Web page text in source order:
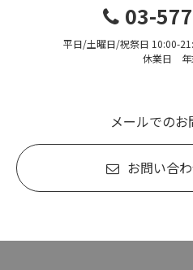
03-
平日/土曜日/祝祭日 10:00-
休業日 年
メールでの
お問い合